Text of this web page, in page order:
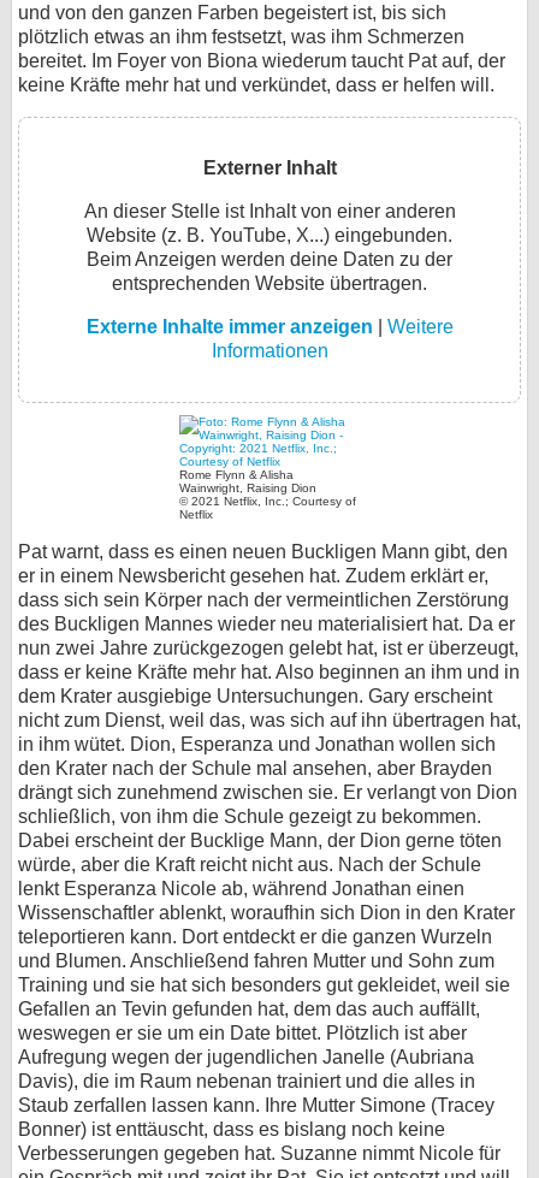
und von den ganzen Farben begeistert ist, bis sich
plötzlich etwas an ihm festsetzt, was ihm Schmerzen
bereitet. Im Foyer von Biona wiederum taucht Pat auf, der
keine Kräfte mehr hat und verkündet, dass er helfen will.
Externer Inhalt
An dieser Stelle ist Inhalt von einer anderen
Website (z. B. YouTube, X...) eingebunden.
Beim Anzeigen werden deine Daten zu der
entsprechenden Website übertragen.
Externe Inhalte immer anzeigen
Weitere
Informationen
Rome Flynn & Alisha
Wainwright, Raising Dion
© 2021 Netflix, Inc.; Courtesy of
Netflix
Pat warnt, dass es einen neuen Buckligen Mann gibt, den
er in einem Newsbericht gesehen hat. Zudem erklärt er,
dass sich sein Körper nach der vermeintlichen Zerstörung
des Buckligen Mannes wieder neu materialisiert hat. Da er
nun zwei Jahre zurückgezogen gelebt hat, ist er überzeugt,
dass er keine Kräfte mehr hat. Also beginnen an ihm und in
dem Krater ausgiebige Untersuchungen. Gary erscheint
nicht zum Dienst, weil das, was sich auf ihn übertragen hat,
in ihm wütet. Dion, Esperanza und Jonathan wollen sich
den Krater nach der Schule mal ansehen, aber Brayden
drängt sich zunehmend zwischen sie. Er verlangt von Dion
schließlich, von ihm die Schule gezeigt zu bekommen.
Dabei erscheint der Bucklige Mann, der Dion gerne töten
würde, aber die Kraft reicht nicht aus. Nach der Schule
lenkt Esperanza Nicole ab, während Jonathan einen
Wissenschaftler ablenkt, woraufhin sich Dion in den Krater
teleportieren kann. Dort entdeckt er die ganzen Wurzeln
und Blumen. Anschließend fahren Mutter und Sohn zum
Training und sie hat sich besonders gut gekleidet, weil sie
Gefallen an Tevin gefunden hat, dem das auch auffällt,
weswegen er sie um ein Date bittet. Plötzlich ist aber
Aufregung wegen der jugendlichen Janelle (Aubriana
Davis), die im Raum nebenan trainiert und die alles in
Staub zerfallen lassen kann. Ihre Mutter Simone (Tracey
Bonner) ist enttäuscht, dass es bislang noch keine
Verbesserungen gegeben hat. Suzanne nimmt Nicole für